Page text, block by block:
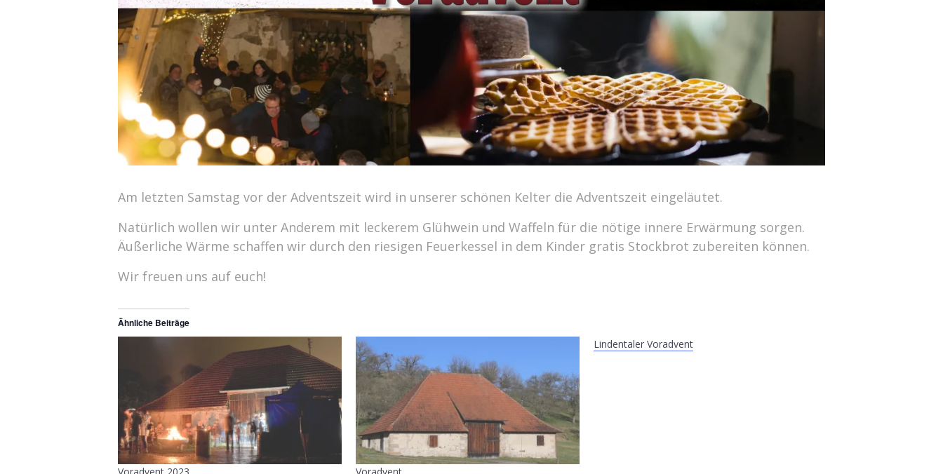
Am letzten Samstag vor der Adventszeit wird in unserer schönen Kelter die Adventszeit eingeläutet.
Natürlich wollen wir unter Anderem mit leckerem Glühwein und Waffeln für die nötige innere Erwärmung sorgen.
Äußerliche Wärme schaffen wir durch den riesigen Feuerkessel in dem Kinder gratis Stockbrot zubereiten können.
Wir freuen uns auf euch!
Ähnliche Beiträge
Lindentaler Voradvent